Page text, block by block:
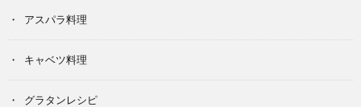
アスパラ料理
キャベツ料理
グラタンレシピ